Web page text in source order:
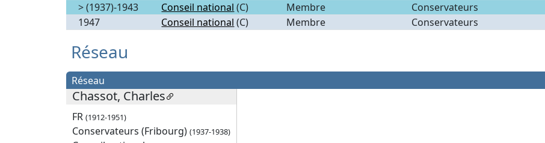
> (1937)-1943 Conseil national (C) Membre
Conservateurs
1947
Conseil national (C) Membre Conservateurs
Réseau
Réseau
Chassot, Charles
FR (1912-1951)
Conservateurs (Fribourg) (1937-1938)